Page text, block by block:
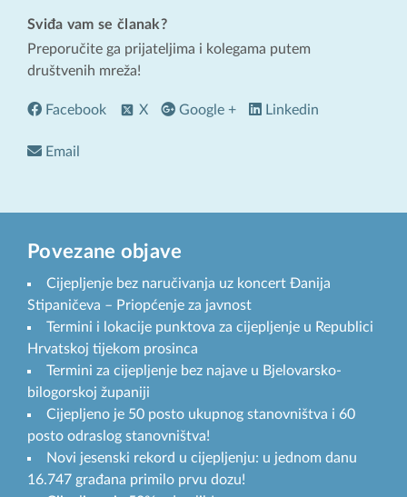
Sviđa vam se članak?
Preporučite ga prijateljima i kolegama putem
društvenih mreža!
Facebook X Google + Linkedin
Email
Povezane objave
Cijepljenje bez naručivanja uz koncert Đanija
Stipaničeva – Priopćenje za javnost
Termini i lokacije punktova za cijepljenje u Republici
Hrvatskoj tijekom prosinca
Termini za cijepljenje bez najave u Bjelovarsko-
bilogorskoj županiji
Cijepljeno je 50 posto ukupnog stanovništva i 60
posto odraslog stanovništva!
Novi jesenski rekord u cijepljenju: u jednom danu
16.747 građana primilo prvu dozu!